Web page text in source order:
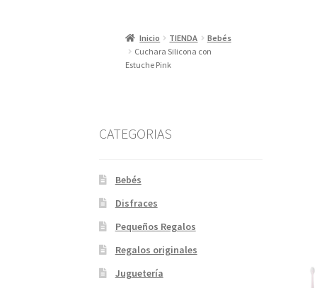
Inicio TIENDA
Bebés
Cuchara Silicona con
Estuche Pink
CATEGORIAS
Bebés
Disfraces
Pequeños Regalos
Regalos originales
Juguetería